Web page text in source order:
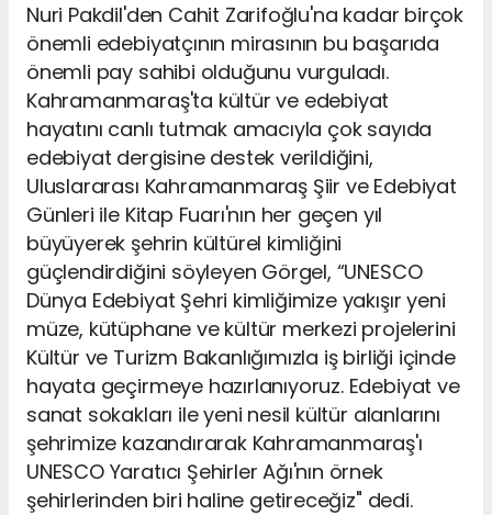
Nuri Pakdil'den Cahit Zarifoğlu'na kadar birçok
önemli edebiyatçının mirasının bu başarıda
önemli pay sahibi olduğunu vurguladı.
Kahramanmaraş'ta kültür ve edebiyat
hayatını canlı tutmak amacıyla çok sayıda
edebiyat dergisine destek verildiğini,
Uluslararası Kahramanmaraş Şiir ve Edebiyat
Günleri ile Kitap Fuarı'nın her geçen yıl
büyüyerek şehrin kültürel kimliğini
güçlendirdiğini söyleyen Görgel, “UNESCO
Dünya Edebiyat Şehri kimliğimize yakışır yeni
müze, kütüphane ve kültür merkezi projelerini
Kültür ve Turizm Bakanlığımızla iş birliği içinde
hayata geçirmeye hazırlanıyoruz. Edebiyat ve
sanat sokakları ile yeni nesil kültür alanlarını
şehrimize kazandırarak Kahramanmaraş'ı
UNESCO Yaratıcı Şehirler Ağı'nın örnek
şehirlerinden biri haline getireceğiz" dedi.